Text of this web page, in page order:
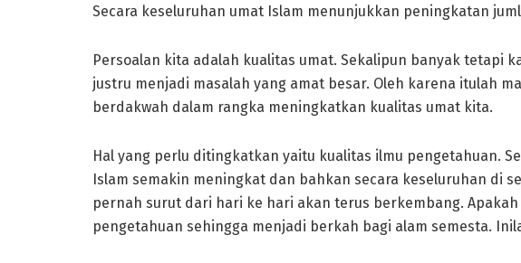
Secara keseluruhan umat Islam menunjukkan peningkatan
Persoalan kita adalah kualitas umat. Sekalipun banyak tetapi
justru menjadi masalah yang amat besar. Oleh karena itulah
berdakwah dalam rangka meningkatkan kualitas umat kita.
Hal yang perlu ditingkatkan yaitu kualitas ilmu pengetahuan.
Islam semakin meningkat dan bahkan secara keseluruhan di
pernah surut dari hari ke hari akan terus berkembang.
pengetahuan sehingga menjadi berkah bagi alam semesta.